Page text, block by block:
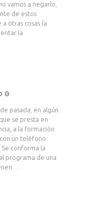
vamos a negarlo,
de estos
otras cosas (a
la
0
pasada, en algún
se presta en
a la formación
un teléfono
conforma la
programa de una